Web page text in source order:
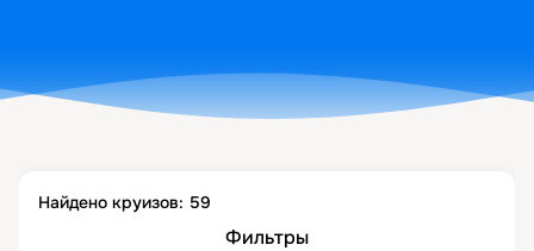
Найдено круизов: 59
Фильтры